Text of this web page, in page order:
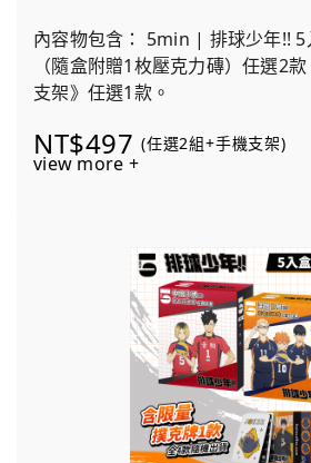
內容物包含： 5min | 排球少年!! 5
（隨盒附贈1枚壓克力磚）任選2
支架》任選1款。
NT$497 (任選2組+手機支架)
view more +